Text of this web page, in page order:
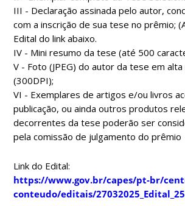
III - Declaração assinada pelo autor,
com a inscrição de sua tese noprêmio;
Edital do link abaixo.
IV - Mini resumo da tese (até 500
V - Foto (JPEG) do autor da tese em
(300DPI);
VI - Exemplares de artigos e/ou livros
publicação, ou ainda outrosprodutos
decorrentes da tese poderão ser
pela comissão de julgamento do prêmio
Link do Edital:
https://www.gov.br/capes/pt-br/
conteudo/editais/